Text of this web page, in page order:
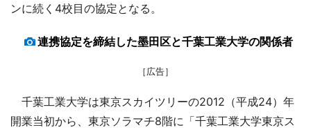
ンに続く4校目の協定となる。
連携協定を締結した墨田区と千葉工業大学の関係者
［広告］
千葉工業大学は東京スカイツリーの2012（平成24）年
開業当初から、東京ソラマチ8階に「千葉工業大学東京ス